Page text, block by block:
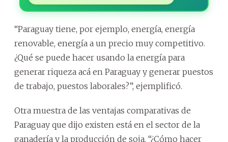
“Paraguay tiene, por ejemplo, energía, energía
renovable, energía a un precio muy competitivo.
¿Qué se puede hacer usando la energía para
generar riqueza acá en Paraguay y generar puestos
de trabajo, puestos laborales?”, ejemplificó.
Otra muestra de las ventajas comparativas de
Paraguay que dijo existen está en el sector de la
ganadería y la producción de soja. “¿Cómo hacer